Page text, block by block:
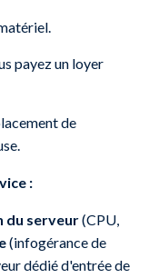
payez un loyer
de
:
du serveur(CPU,
(infogérance de
dédié d'entrée de